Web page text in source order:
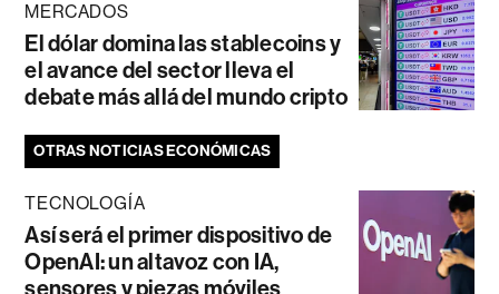
MERCADOS
El dólar domina las stablecoins y
el avance del sector lleva el
debate más allá del mundo cripto
OTRAS NOTICIAS ECONÓMICAS
TECNOLOGÍA
Así será el primer dispositivo de
OpenAI: un altavoz con IA,
sensores y piezas móviles